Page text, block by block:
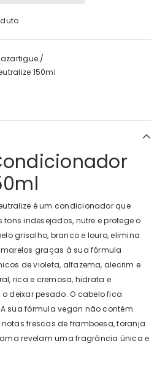
/
150ml
é um condicionador que
indesejados, nutre e protege o
grisalho, branco e louro, elimina
graças à sua fórmula
de violeta, alfazema, alecrim e
rica e cremosa, hidrata e
deixar pesado. O cabelo fica
sua fórmula vegan não contém
frescas de framboesa, toranja
revelam uma fragrância única e